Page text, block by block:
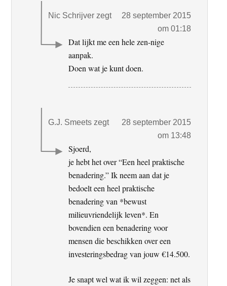
Nic Schrijver zegt
28 september 2015
om 01:18
Dat lijkt me een hele zen-nige
aanpak.
Doen wat je kunt doen.
G.J. Smeets zegt
28 september 2015
om 13:48
Sjoerd,
je hebt het over “Een heel praktische
benadering.” Ik neem aan dat je
bedoelt een heel praktische
benadering van *bewust
milieuvriendelijk leven*. En
bovendien een benadering voor
mensen die beschikken over een
investeringsbedrag van jouw €14.500.
Je snapt wel wat ik wil zeggen: net als